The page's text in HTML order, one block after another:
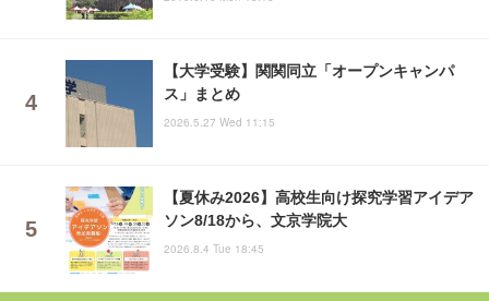
【大学受験】関関同立「オープンキャンパ
ス」まとめ
2026.5.27 Wed 11:15
【夏休み2026】高校生向け探究学習アイデア
ソン8/18から、文京学院大
2026.8.4 Tue 18:45